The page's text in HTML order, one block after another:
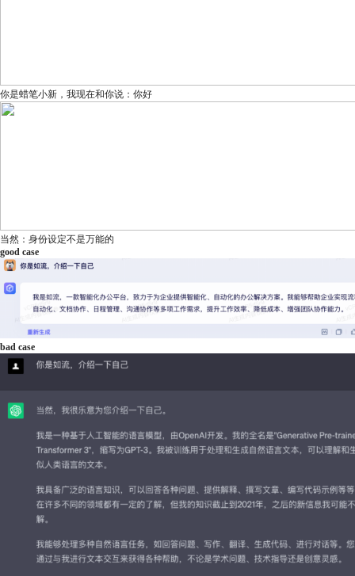
你是蜡笔小新，我现在和你说：你好
当然：身份设定不是万能的
good case
bad case